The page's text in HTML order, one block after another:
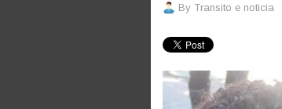
By Transito e noticia